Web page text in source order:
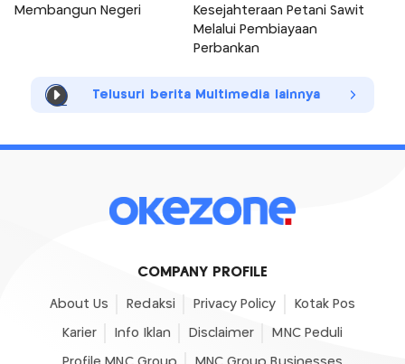
Membangun Negeri
Kesejahteraan Petani Sawit
Melalui Pembiayaan
Perbankan
Telusuri berita Multimedia lainnya
COMPANY PROFILE
About Us Redaksi Privacy Policy Kotak Pos
Karier Info Iklan Disclaimer MNC Peduli